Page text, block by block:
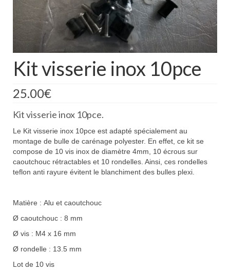
Mon panier
Nous contacter
Nous situer
Kit visserie inox 10pce
25.00€
Kit visserie inox 10pce.
Le Kit visserie inox 10pce est adapté spécialement au
montage de bulle de carénage polyester. En effet, ce kit se
compose de 10 vis inox de diamètre 4mm, 10 écrous sur
caoutchouc rétractables et 10 rondelles. Ainsi, ces rondelles
teflon anti rayure évitent le blanchiment des bulles plexi.
Matière : Alu et caoutchouc
Ø caoutchouc : 8 mm
Ø vis : M4 x 16 mm
Ø rondelle : 13.5 mm
Lot de 10 vis